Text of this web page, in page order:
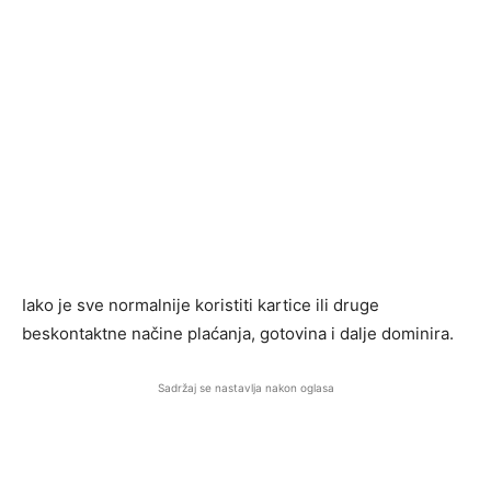
Iako je sve normalnije koristiti kartice ili druge
beskontaktne načine plaćanja, gotovina i dalje dominira.
Sadržaj se nastavlja nakon oglasa